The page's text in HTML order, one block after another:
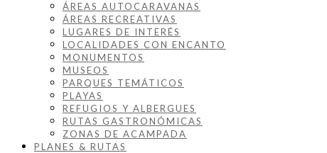
ÁREAS AUTOCARAVANAS
ÁREAS RECREATIVAS
LUGARES DE INTERÉS
LOCALIDADES CON ENCANTO
MONUMENTOS
MUSEOS
PARQUES TEMÁTICOS
PLAYAS
REFUGIOS Y ALBERGUES
RUTAS GASTRONÓMICAS
ZONAS DE ACAMPADA
PLANES & RUTAS